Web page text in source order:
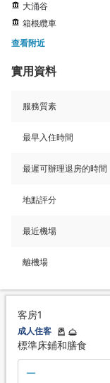
大涌谷
箱根纜車
查看附近
實用資料
服務質素
最早入住時間
最遲可辦理退房的時間
地點評分
最近機場
離機場
客房1
成人住客
標準床鋪和膳食